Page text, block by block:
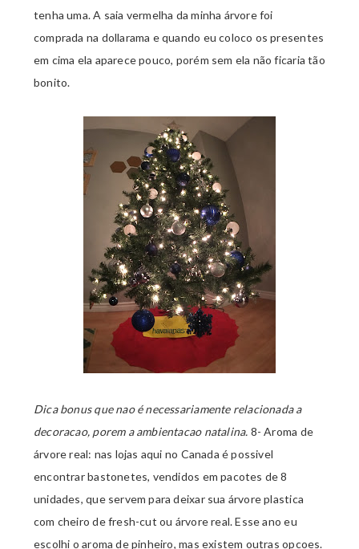
tenha uma. A saia vermelha da minha árvore foi
comprada na dollarama e quando eu coloco os presentes
em cima ela aparece pouco, porém sem ela não ficaria tão
bonito.
Dica bonus que nao é necessariamente relacionada a
decoracao, porem a ambientacao natalina. 8- Aroma de
árvore real: nas lojas aqui no Canada é possivel
encontrar bastonetes, vendidos em pacotes de 8
unidades, que servem para deixar sua árvore plastica
com cheiro de fresh-cut ou árvore real. Esse ano eu
escolhi o aroma de pinheiro, mas existem outras opcoes.